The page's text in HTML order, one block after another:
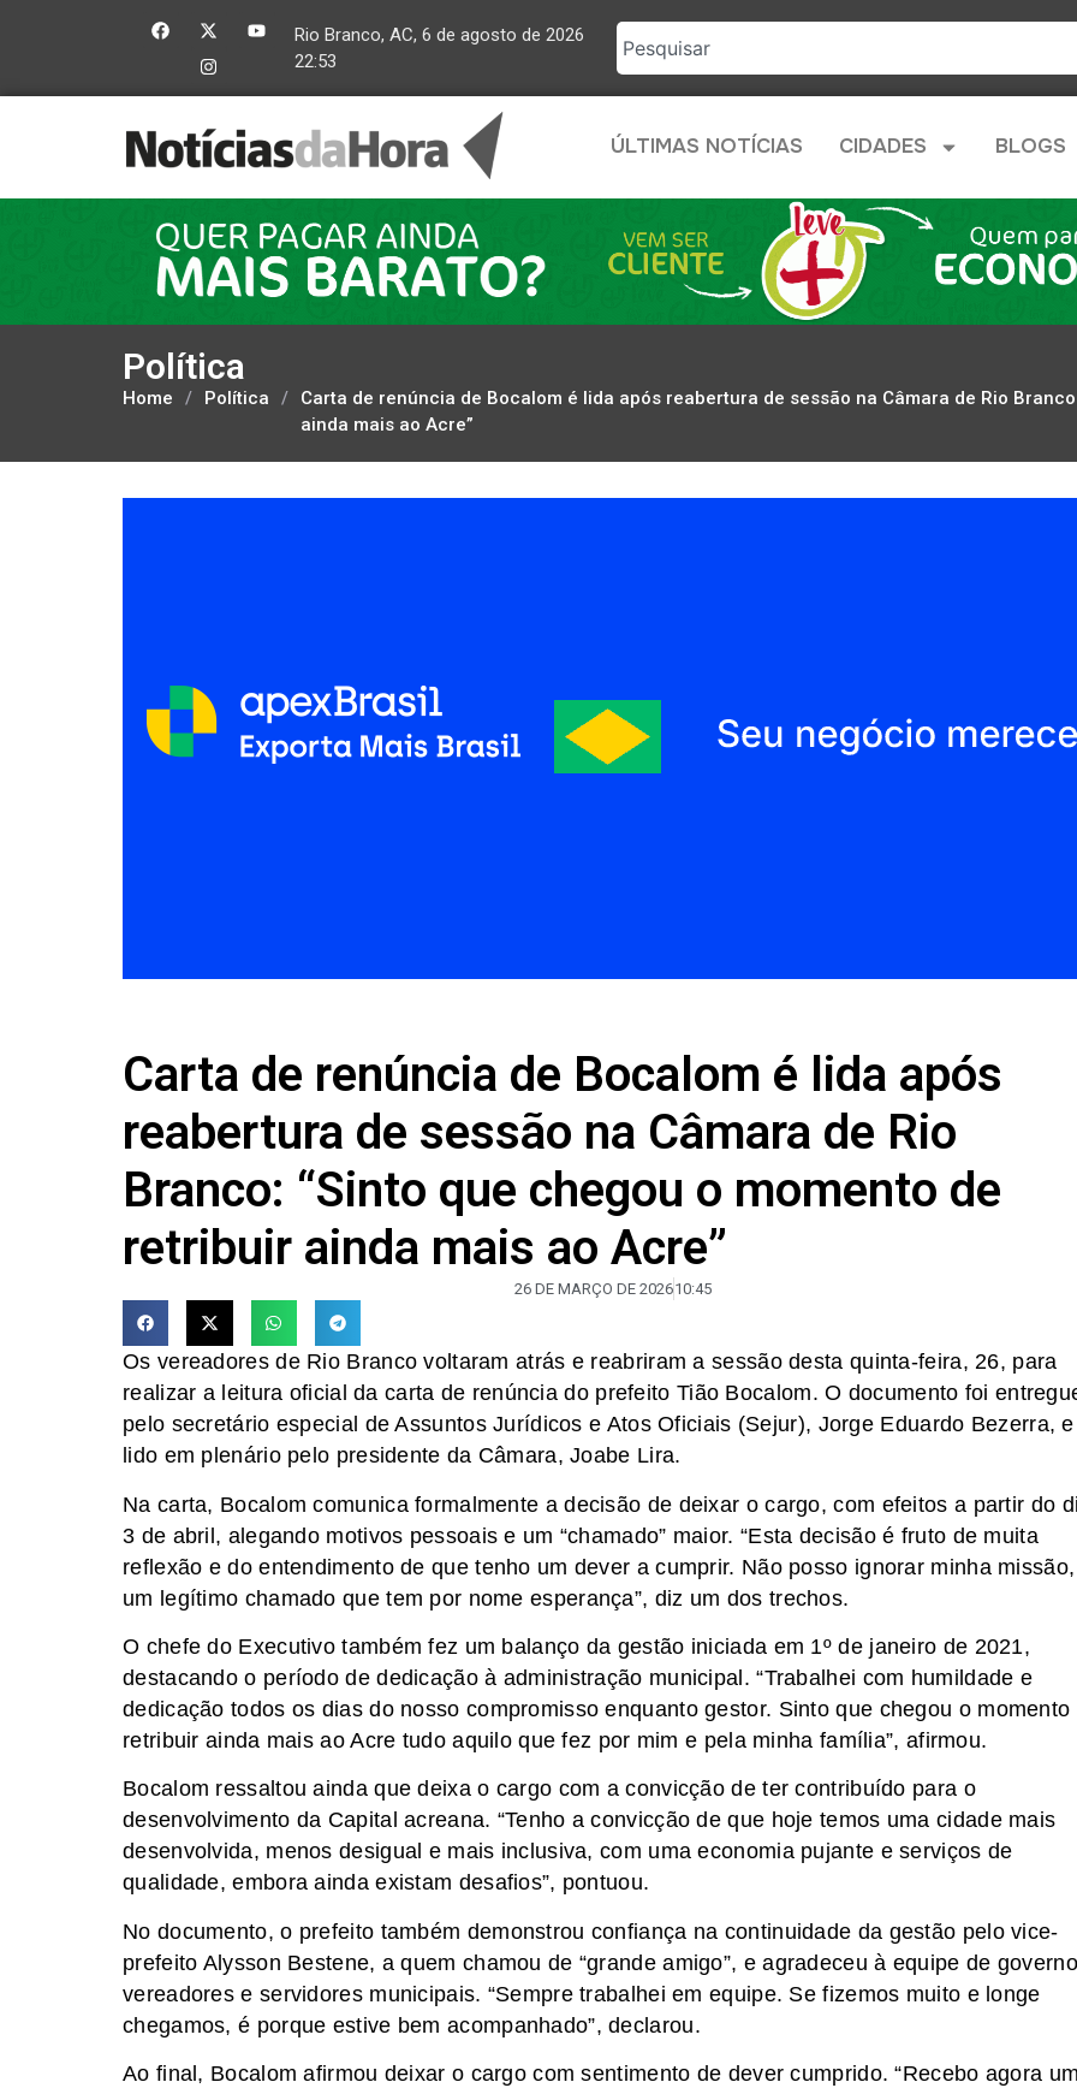
Rio Branco, AC, 6 de agosto de 2026
22:53
ÚLTIMAS NOTÍCIAS CIDADES BLOGS
Política
Home / Política /
Carta de renúncia de Bocalom é lida após reabertura de sessão na Câmara de Rio
ainda mais ao Acre”
Carta de renúncia de Bocalom é lida após
reabertura de sessão na Câmara de Rio
Branco: “Sinto que chegou o momento de
retribuir ainda mais ao Acre”
26 DE MARÇO DE 202610:45
Os vereadores de Rio Branco voltaram atrás e reabriram a sessão desta quinta-feira, 26, para
realizar a leitura oficial da carta de renúncia do prefeito Tião Bocalom. O documento foi
pelo secretário especial de Assuntos Jurídicos e Atos Oficiais (Sejur), Jorge Eduardo Bezerra, e
lido em plenário pelo presidente da Câmara, Joabe Lira.
Na carta, Bocalom comunica formalmente a decisão de deixar o cargo, com efeitos a partir do
3 de abril, alegando motivos pessoais e um “chamado” maior. “Esta decisão é fruto de muita
reflexão e do entendimento de que tenho um dever a cumprir. Não posso ignorar minha missão,
um legítimo chamado que tem por nome esperança”, diz um dos trechos.
O chefe do Executivo também fez um balanço da gestão iniciada em 1º de janeiro de 2021,
destacando o período de dedicação à administração municipal. “Trabalhei com humildade e
dedicação todos os dias do nosso compromisso enquanto gestor. Sinto que chegou o momento
retribuir ainda mais ao Acre tudo aquilo que fez por mim e pela minha família”, afirmou.
Bocalom ressaltou ainda que deixa o cargo com a convicção de ter contribuído para o
desenvolvimento da Capital acreana. “Tenho a convicção de que hoje temos uma cidade mais
desenvolvida, menos desigual e mais inclusiva, com uma economia pujante e serviços de
qualidade, embora ainda existam desafios”, pontuou.
No documento, o prefeito também demonstrou confiança na continuidade da gestão pelo vice-
prefeito Alysson Bestene, a quem chamou de “grande amigo”, e agradeceu à equipe de
vereadores e servidores municipais. “Sempre trabalhei em equipe. Se fizemos muito e longe
chegamos, é porque estive bem acompanhado”, declarou.
Ao final, Bocalom afirmou deixar o cargo com sentimento de dever cumprido. “Recebo agora